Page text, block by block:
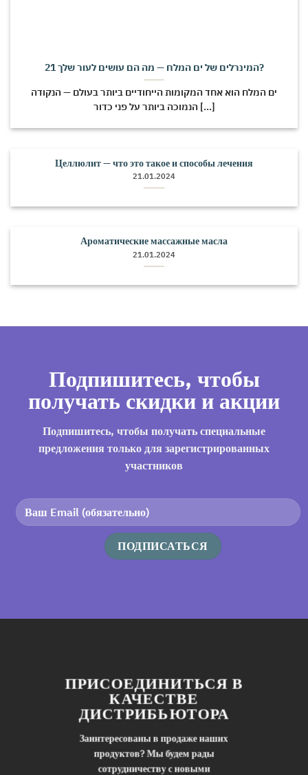
21 המינרלים של ים המלח — מה הם עושים לעור שלך?
ים המלח הוא אחד המקומות הייחודיים ביותר בעולם — הנקודה
הנמוכה ביותר על פני כדור [...]
Целлюлит — что это такое и способы лечения
21.01.2024
Ароматические массажные масла
21.01.2024
Подпишитесь, чтобы
получать скидки и акции
Подпишитесь, чтобы получать специальные
предложения только для зарегистрированных
участников
ПРИСОЕДИНИТЬСЯ В
КАЧЕСТВЕ
ДИСТРИБЬЮТОРА
Заинтересованы в продаже наших
продуктов? Мы будем рады
сотрудничеству с новыми